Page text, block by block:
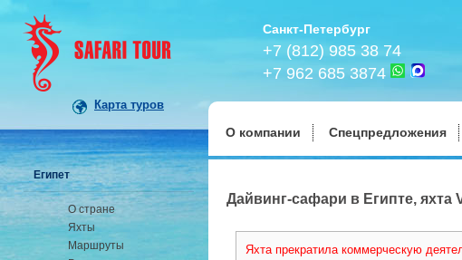
Карта туров
Санкт-Петербург
+7 (812) 985 38 74
+7 962 685 3874
О компании Спецпредложения
Египет
О стране
Яхты
Маршруты
Дайвинг-сафари в Египте, яхта
Яхта прекратила коммерческую